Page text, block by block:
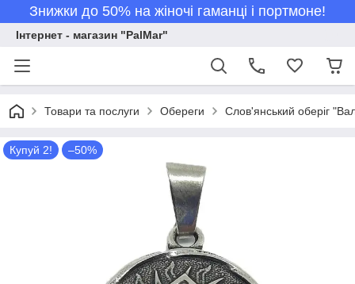
Знижки до 50% на жіночі гаманці і портмоне!
Інтернет - магазин "PalMar"
Товари та послуги Обереги Слов'янський оберіг
Купуй 2! –50%